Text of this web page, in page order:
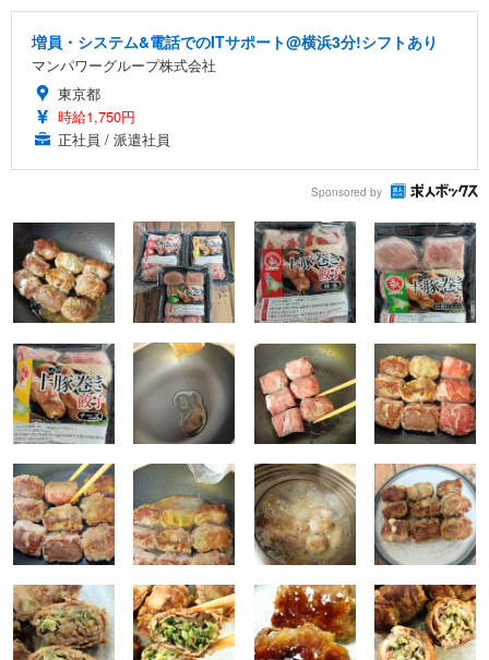
増員・システム&電話でのITサポート@横浜3分!シフトあり
マンパワーグループ株式会社
東京都
時給1,750円
正社員 / 派遣社員
Sponsored by